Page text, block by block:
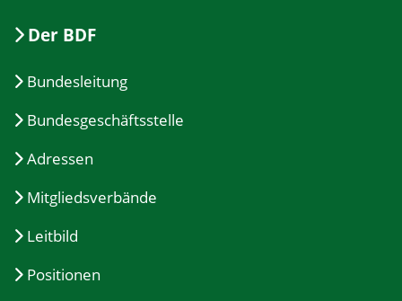
Der BDF
Bundesleitung
Bundesgeschäftsstelle
Adressen
Mitgliedsverbände
Leitbild
Positionen